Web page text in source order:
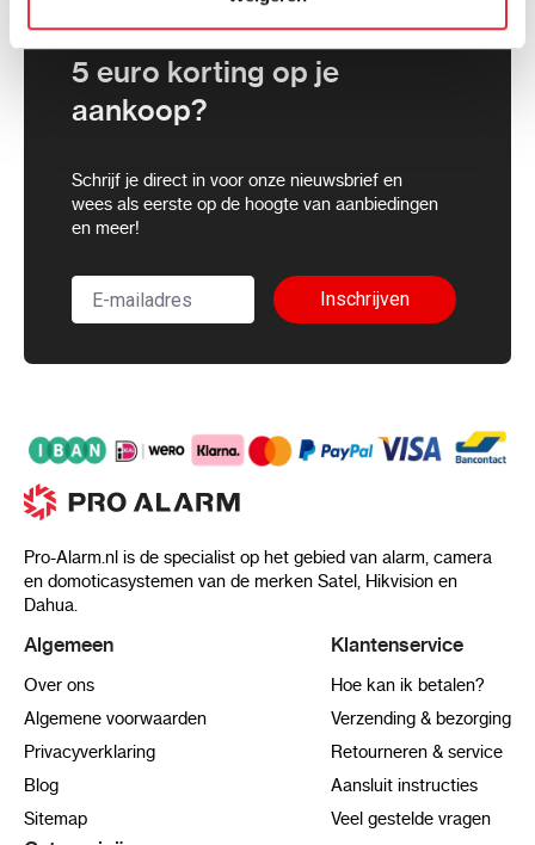
5 euro korting op je
aankoop?
Schrijf je direct in voor onze nieuwsbrief en
wees als eerste op de hoogte van aanbiedingen
en meer!
Inschrijven
Pro-Alarm.nl is de specialist op het gebied van alarm, camera
en domoticasystemen van de merken Satel, Hikvision en
Dahua.
Algemeen
Over ons
Algemene voorwaarden
Privacyverklaring
Blog
Sitemap
Klantenservice
Hoe kan ik betalen?
Verzending & bezorging
Retourneren & service
Aansluit instructies
Veel gestelde vragen